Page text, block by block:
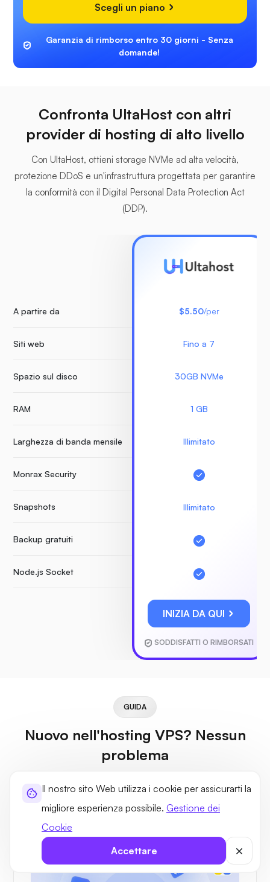
Il nostro sito Web utilizza i cookie per assicurarti la
migliore esperienza possibile. Gestione dei
Cookie
Accettare
Scegli un piano
Garanzia di rimborso entro 30 giorni - Senza
domande!
Confronta UltaHost con altri
provider di hosting di alto livello
Con UltaHost, ottieni storage NVMe ad alta velocità,
protezione DDoS e un'infrastruttura progettata per garantire
la conformità con il Digital Personal Data Protection Act
(DDP).
A partire da
Siti web
Spazio sul disco
RAM
Larghezza di banda mensile
Monrax Security
Snapshots
Backup gratuiti
Node.js Socket
$5.50/per
Fino a 7
30GB NVMe
1 GB
Illimitato
Illimitato
INIZIA DA QUI
SODDISFATTI O RIMBORSATI
GUIDA
Nuovo nell'hosting VPS? Nessun
problema
basi, puoi utilizzare la nostra guida per scoprire perché
offriamo il miglior hosting VPS in India.